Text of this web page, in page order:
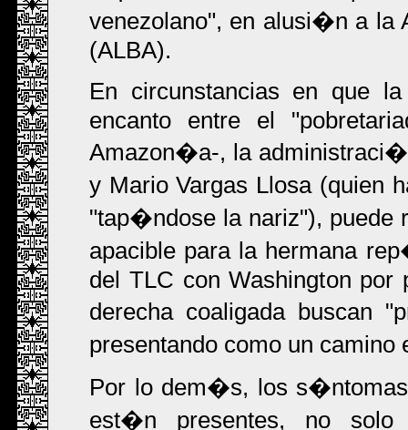
venezolano", en alusi�n a la
(ALBA).
En circunstancias en que
encanto entre el
Amazon�a-, la
y Mario Vargas Llosa (quien
"tap�ndose la nariz"), puede
apacible para la hermana
del TLC con Washington por
derecha coaligada buscan
presentando como un
Por lo dem�s, los
est�n presentes, no